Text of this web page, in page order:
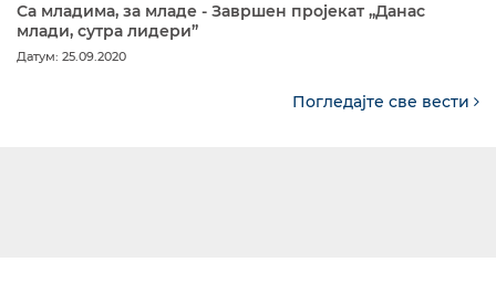
Са младима, за младе - Завршен пројекат „Данас
млади, сутра лидери”
Датум: 25.09.2020
Погледајте све вести